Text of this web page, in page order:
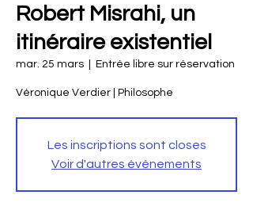
Robert Misrahi, un
itinéraire existentiel
mar. 25 mars Entrée libre sur réservation
Véronique Verdier | Philosophe
Les inscriptions sont closes
Voir d'autres événements